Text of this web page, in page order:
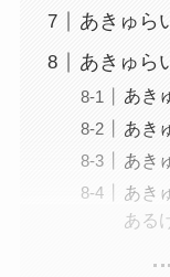
あきゅら
あきゅら
あき
あき
あき
あき
ある